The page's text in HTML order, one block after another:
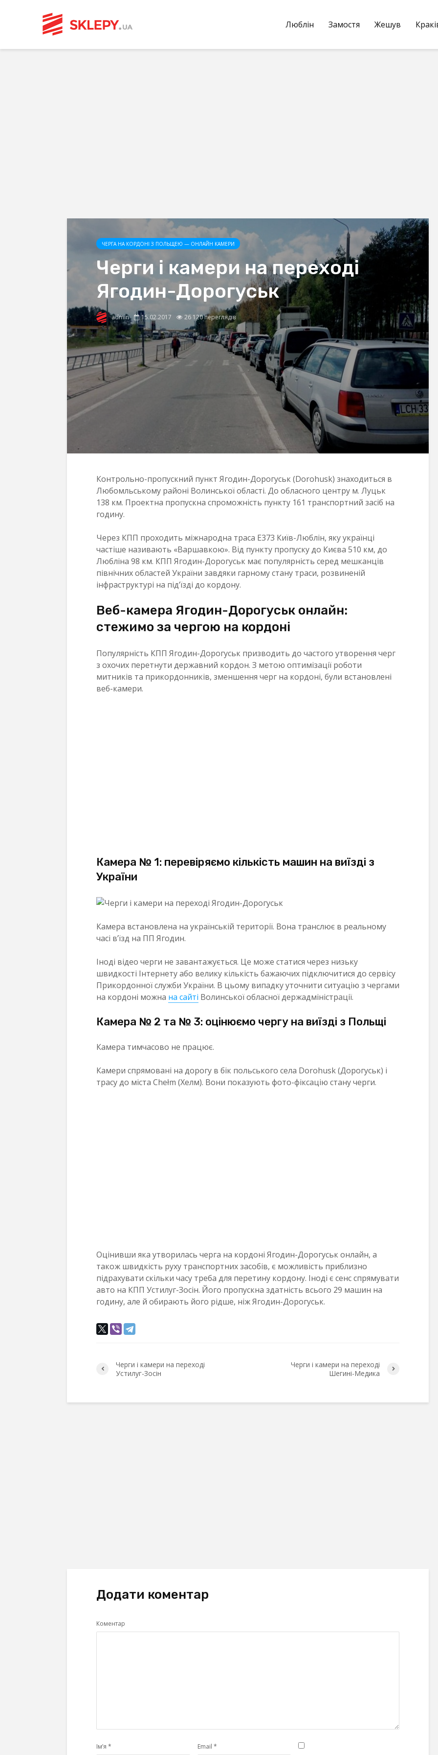
Люблін Замостя Жешув
ЧЕРГА НА КОРДОНІ З ПОЛЬЩЕЮ — ОНЛАЙН КАМЕРИ
Черги і камери на переході
Ягодин-Дорогуськ
admin 15.02.2017 26 120 переглядів
Контрольно-пропускний пункт Ягодин-Дорогуськ (Dorohusk) знаходиться в
Любомльському районі Волинської області. До обласного центру м. Луцьк
138 км. Проектна пропускна спроможність пункту 161 транспортний засіб на
годину.
Через КПП проходить міжнародна траса Е373 Київ-Люблін, яку українці
частіше називають «Варшавкою». Від пункту пропуску до Києва 510 км, до
Любліна 98 км. КПП Ягодин-Дорогуськ має популярність серед мешканців
північних областей України завдяки гарному стану траси, розвиненій
інфраструктурі на під’їзді до кордону.
Веб-камера Ягодин-Дорогуськ онлайн:
стежимо за чергою на кордоні
Популярність КПП Ягодин-Дорогуськ призводить до частого утворення черг
з охочих перетнути державний кордон. З метою оптимізації роботи
митників та прикордонників, зменшення черг на кордоні, були встановлені
веб-камери.
Камера № 1: перевіряємо кількість машин на виїзді з
України
Камера встановлена на українській території. Вона транслює в реальному
часі в’їзд на ПП Ягодин.
Іноді відео черги не завантажується. Це може статися через низьку
швидкості Інтернету або велику кількість бажаючих підключитися до сервісу
Прикордонної служби України. В цьому випадку уточнити ситуацію з чергами
на кордоні можна на сайті Волинської обласної держадміністрації.
Камера № 2 та № 3: оцінюємо чергу на виїзді з Польщі
Камера тимчасово не працює.
Камери спрямовані на дорогу в бік польського села Dorohusk (Дорогуськ) і
трасу до міста Chełm (Хелм). Вони показують фото-фіксацію стану черги.
Оцінивши яка утворилась черга на кордоні Ягодин-Дорогуськ онлайн, а
також швидкість руху транспортних засобів, є можливість приблизно
підрахувати скільки часу треба для перетину кордону. Іноді є сенс спрямувати
авто на КПП Устилуг-Зосін. Його пропускна здатність всього 29 машин на
годину, але й обирають його рідше, ніж Ягодин-Дорогуськ.
Черги і камери на переході
Устилуг-Зосін
Черги і камери на переході
Шегині-Медика
Додати коментар
Коментар
Ім’я * Email *